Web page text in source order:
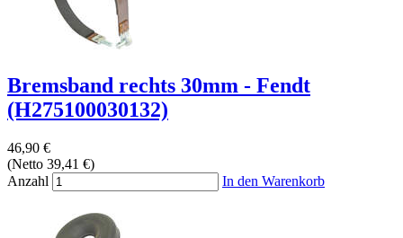
Bremsband rechts 30mm - Fendt
(H275100030132)
46,90 €
(Netto 39,41 €)
Anzahl
In den Warenkorb